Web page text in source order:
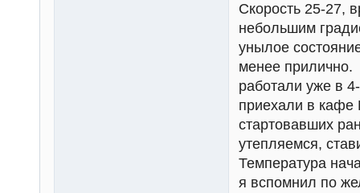
Скорость 25-27,
небольшим
унылое
менее
работали уже в
приехали в кафе
стартовавших
утепляемся,
Температура
я вспомнил по